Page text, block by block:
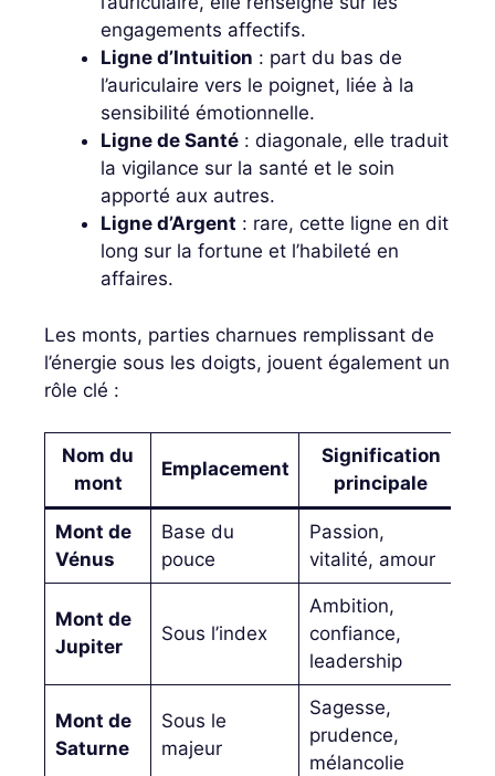
engagements affectifs.
Ligne d’Intuition : part du bas de
l’auriculaire vers le poignet, liée à la
sensibilité émotionnelle.
Ligne de Santé : diagonale, elle traduit
la vigilance sur la santé et le soin
apporté aux autres.
Ligne d’Argent : rare, cette ligne en dit
long sur la fortune et l’habileté en
affaires.
Les monts, parties charnues remplissant de
l’énergie sous les doigts, jouent également un
rôle clé :
Nom du
mont
Emplacement
Signification
principale
Mont de
Vénus
Base du
pouce
Passion,
vitalité, amour
Mont de
Jupiter
Sous l’index
Ambition,
confiance,
leadership
Mont de
Saturne
Sous le
majeur
Sagesse,
prudence,
mélancolie